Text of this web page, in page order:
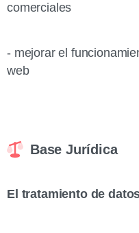
comerciales
- mejorar el
web
Base Jurídica
El tratamiento de